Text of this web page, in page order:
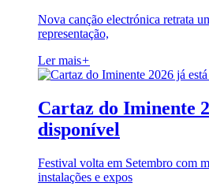
Nova canção electrónica retrata
representação,
Ler mais+
Cartaz do Iminente
disponível
Festival volta em Setembro com
instalações e expos